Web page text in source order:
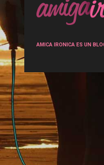
AMICA IRONICA ES UN